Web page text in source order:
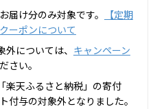
け分のみ対象です。
【定期
ーポンについて
については、 キャンペーン
さい。
天ふるさと納税」の寄付
付与の対象外となりました。